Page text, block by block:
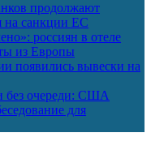
продолжают
на санкции ЕС
россиян в отеле
из Европы
появились вывески на
без очереди: США
для